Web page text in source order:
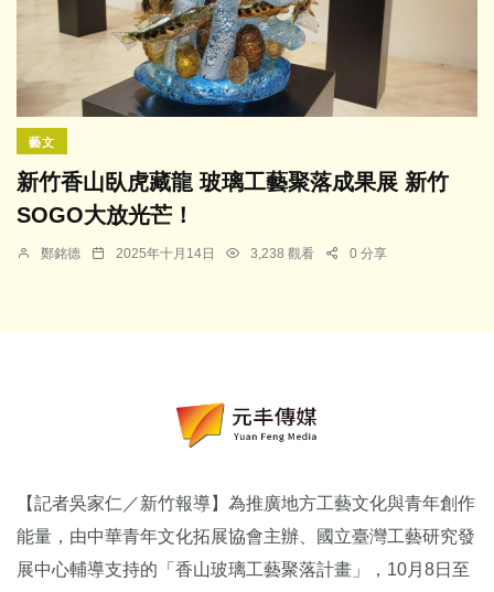
藝文
新竹香山臥虎藏龍 玻璃工藝聚落成果展 新竹
SOGO大放光芒！
鄭銘德 2025年十月14日 3,238 觀看 0 分享
【記者吳家仁／新竹報導】為推廣地方工藝文化與青年創作
能量，由中華青年文化拓展協會主辦、國立臺灣工藝研究發
展中心輔導支持的「香山玻璃工藝聚落計畫」，10月8日至